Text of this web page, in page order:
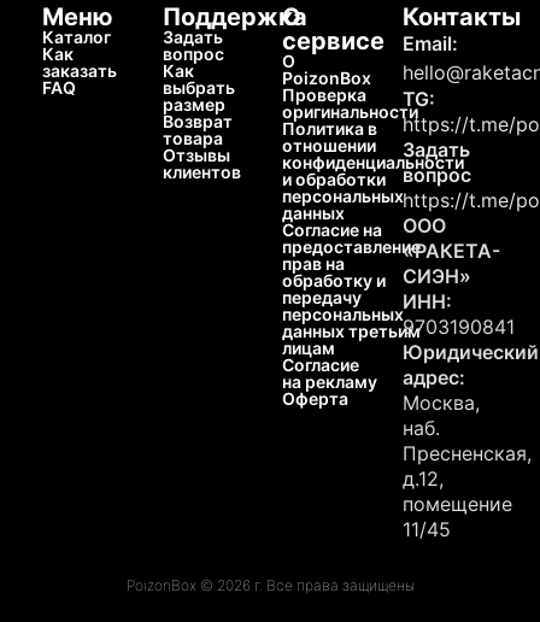
Меню
Каталог
Как
заказать
FAQ
Поддержка
Задать
вопрос
Как
выбрать
размер
Возврат
товара
Отзывы
клиентов
О
сервисе
О
PoizonBox
Проверка
оригинальности
Политика в
отношении
конфиденциальности
и обработки
персональных
данных
Согласие на
предоставление
прав на
обработку и
передачу
персональных
данных третьим
лицам
Согласие
на рекламу
Оферта
Контакты
Email:
TG:
https://t.me/
Задать
вопрос
https://t.me/
ООО
«РАКЕТА-
СИЭН»
ИНН:
9703190841
Юридический
адрес:
Москва,
наб.
Пресненская,
д.12,
помещение
11/45
PoizonBox © 2026 г. Все права защищены